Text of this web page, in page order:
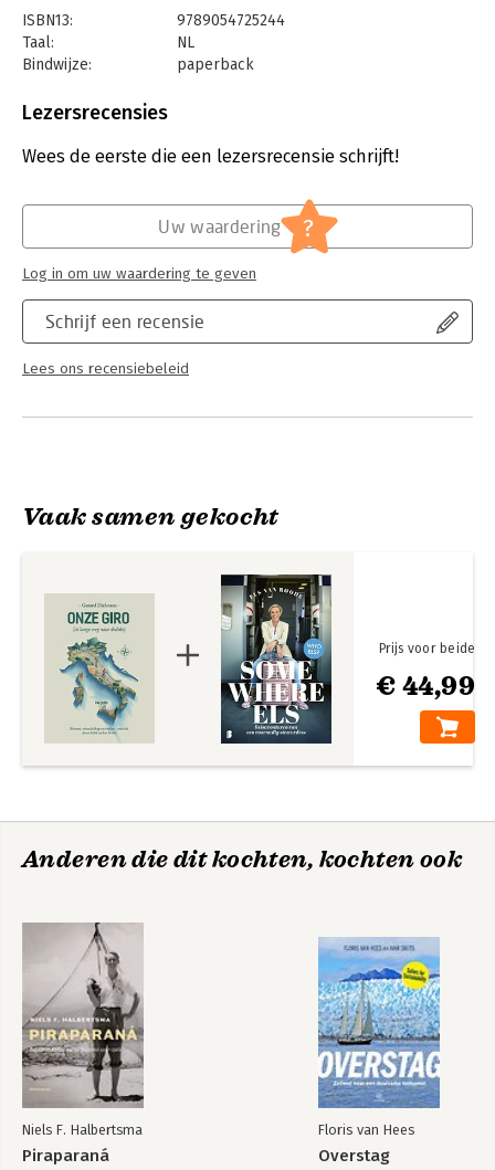
verschijnt in een volgend boek.
Deze reis is meer dan een sportieve onderneming. Het is een
trappen en onverwachte ontmoetingen. Het is ook een tocht
is Mattis, de zoon van Gerard, die te vroeg overleed en voor wie
literaire stijl laat Dielessen zien hoe de wegen van Italië
uitmonden in reflecties over tijd, leven en betekenis.
ISBN13:
9789054725244
Taal:
NL
Bindwijze:
paperback
Druk:
Lezersrecensies
Wees de eerste die een lezersrecensie schrijft!
Schrijf een recensie
Lees ons recensiebeleid
Uw waardering ?
Log in om uw waardering te geven
Vaak samen gekocht
€ 44,99
Prijs voor beide
Anderen die dit kochten, kochten ook
Niels F. Halbertsma
Piraparaná
Floris van Hees
Overstag